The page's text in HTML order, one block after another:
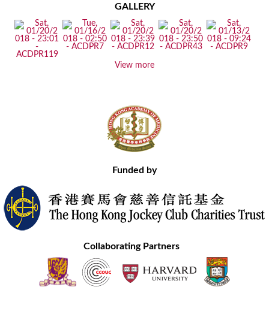
GALLERY
View more
Funded by
Collaborating Partners